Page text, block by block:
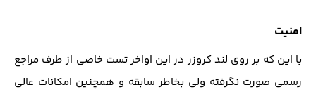
امنیت
با این که بر روی لند کروزر در این اواخر تست خاصی از طرف مراجع
رسمی صورت نگرفته ولی بخاطر سابقه و همچنین امکانات عالی